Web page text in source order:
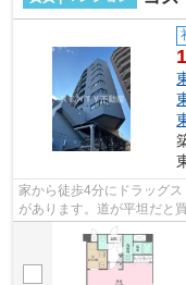
家から徒歩4分にドラッグス
があります。道が平坦だと
にあり、行き先に合わせて